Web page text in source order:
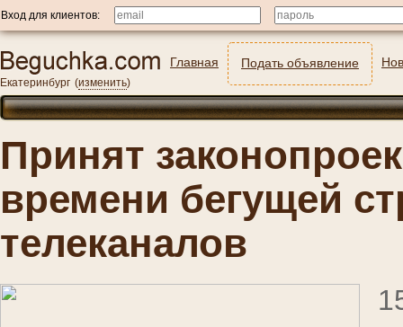
Вход для клиентов:
Екатеринбург (изменить)
Главная Подать объявление
Принят
времени бегущей
телеканалов